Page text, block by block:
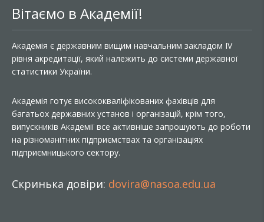
Вітаємо в Академії!
Академія є державним вищим навчальним закладом IV
рівня акредитації, який належить до системи державної
статистики України.
Академія готує висококваліфікованих фахівців для
багатьох державних установ і організацій, крім того,
випускників Академії все активніше запрошують до роботи
на різноманітних підприємствах та організаціях
підприємницького сектору.
Скринька довіри: dovira@nasoa.edu.ua